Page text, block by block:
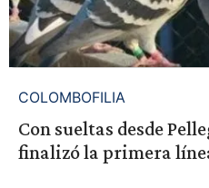
COLOMBOFILIA
Con sueltas desde
finalizó la primera